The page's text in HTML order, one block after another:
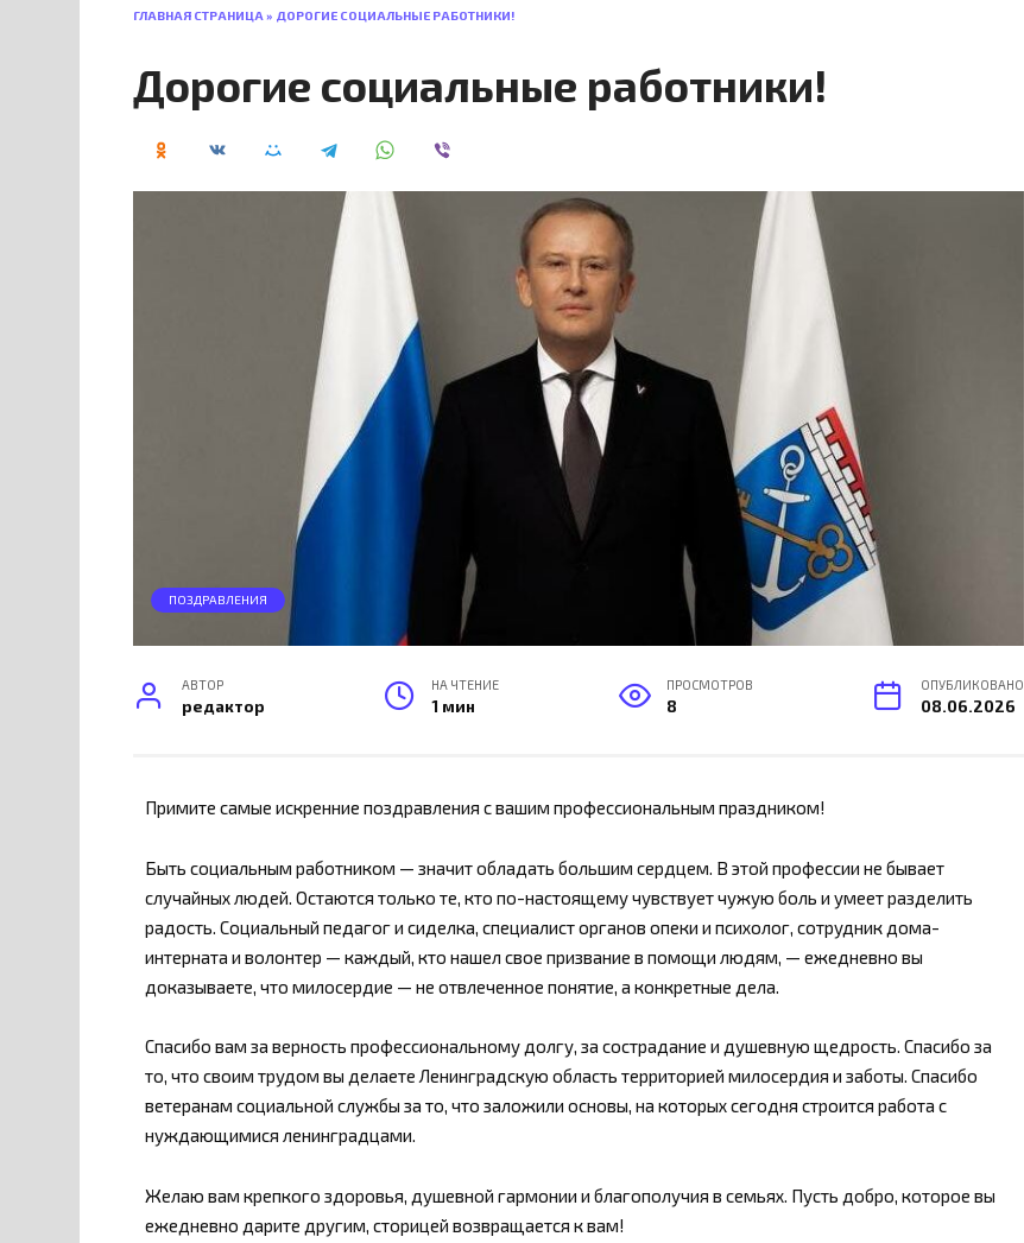
ГЛАВНАЯ СТРАНИЦА» ДОРОГИЕ СОЦИАЛЬНЫЕ РАБОТНИКИ!
Дорогие социальные работники!
ПОЗДРАВЛЕНИЯ
АВТОР
редактор
НА ЧТЕНИЕ
1 мин
ПРОСМОТРОВ
8
ОПУБЛИКОВАНО
08.06.2026
Примите самые искренние поздравления с вашим профессиональным праздником!
Быть социальным работником — значит обладать большим сердцем. В этой профессии не бывает
случайных людей. Остаются только те, кто по-настоящему чувствует чужую боль и умеет разделить
радость. Социальный педагог и сиделка, специалист органов опеки и психолог, сотрудник дома-
интерната и волонтер — каждый, кто нашел свое призвание в помощи людям, — ежедневно вы
доказываете, что милосердие — не отвлеченное понятие, а конкретные дела.
Спасибо вам за верность профессиональному долгу, за сострадание и душевную щедрость. Спасибо за
то, что своим трудом вы делаете Ленинградскую область территорией милосердия и заботы. Спасибо
ветеранам социальной службы за то, что заложили основы, на которых сегодня строится работа с
нуждающимися ленинградцами.
Желаю вам крепкого здоровья, душевной гармонии и благополучия в семьях. Пусть добро, которое вы
ежедневно дарите другим, сторицей возвращается к вам!